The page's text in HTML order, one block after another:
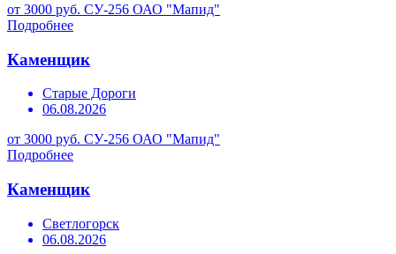
от 3000 руб. СУ-256 ОАО "Мапид"
Подробнее
Каменщик
Старые Дороги
06.08.2026
от 3000 руб. СУ-256 ОАО "Мапид"
Подробнее
Каменщик
Светлогорск
06.08.2026